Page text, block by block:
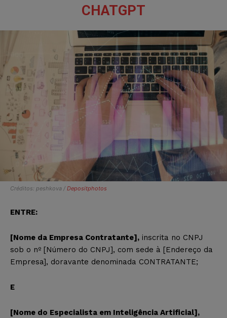
CHATGPT
Créditos: peshkova / Depositphotos
ENTRE:
[Nome da Empresa Contratante], inscrita no CNPJ
sob o nº [Número do CNPJ], com sede à [Endereço da
Empresa], doravante denominada CONTRATANTE;
E
[Nome do Especialista em Inteligência Artificial],